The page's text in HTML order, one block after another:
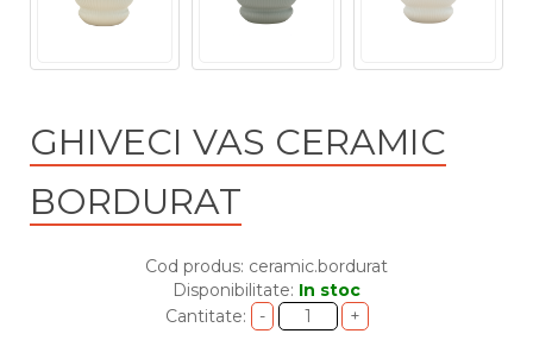
GHIVECI VAS CERAMIC
BORDURAT
Cod produs: ceramic.bordurat
Disponibilitate: In stoc
Cantitate: